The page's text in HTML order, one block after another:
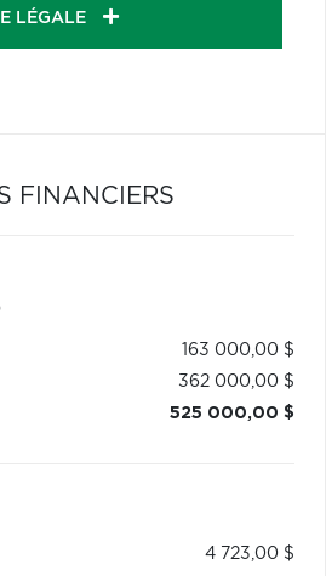
LÉGALE
FINANCIERS
163 000,00 $
362 000,00 $
525 000,00 $
4 723,00 $